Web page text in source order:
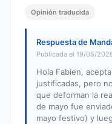
Opinión traducida
Respuesta de
Publicada el 19/05/
Hola Fabien,
justificadas, pero
que deforman la
de mayo fue
mayo festivo) y